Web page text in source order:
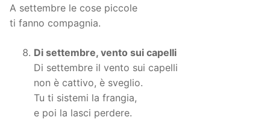
A settembre le cose piccole
ti fanno compagnia.
Di settembre, vento sui capelli
Di settembre il vento sui capelli
non è cattivo, è sveglio.
Tu ti sistemi la frangia,
e poi la lasci perdere.